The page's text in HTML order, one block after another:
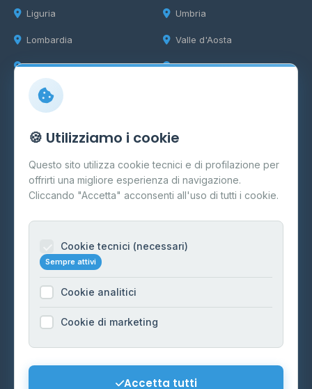
Liguria
Lombardia
Marche
Umbria
Valle d'Aosta
Veneto
Info
Cos'è il GPL
FAQ
Contatti
Informazioni legali
Cookie Policy
Preferenze Cookie
Mappa del sito
🍪 Utilizziamo i cookie
Questo sito utilizza cookie tecnici e di profilazione per
offrirti una migliore esperienza di navigazione.
Cliccando "Accetta" acconsenti all'uso di tutti i cookie.
Cookie tecnici (necessari)
Sempre attivi
Cookie analitici
Cookie di marketing
Accetta tutti